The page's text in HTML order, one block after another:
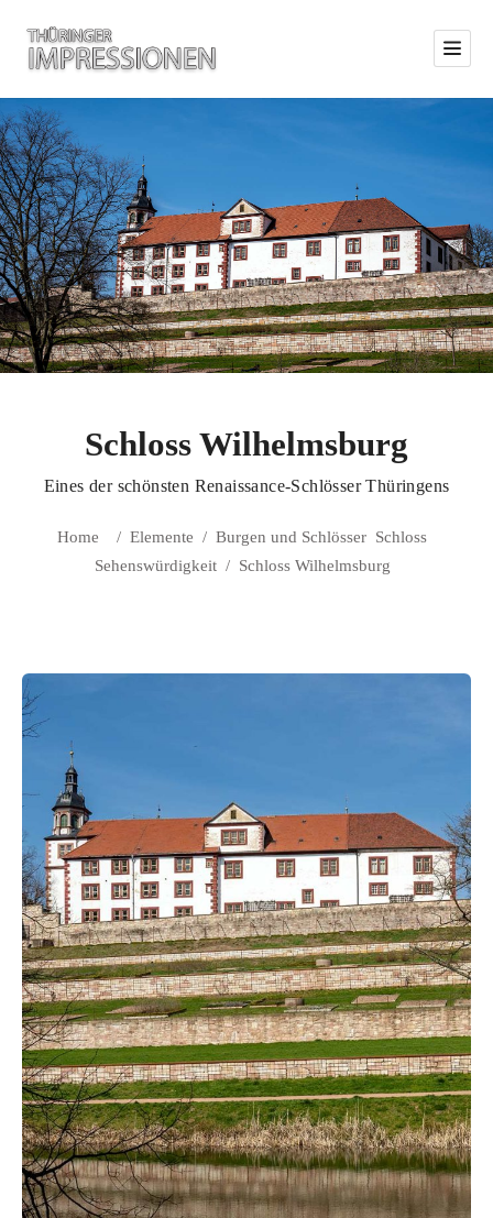
Schloss Wilhelmsburg
Eines der schönsten Renaissance-Schlösser Thüringens
Home / Elemente / Burgen und Schlösser Schloss
Sehenswürdigkeit / Schloss Wilhelmsburg